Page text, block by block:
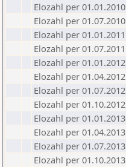
Elozahl per 01.01.2010
Elozahl per 01.07.2010
Elozahl per 01.01.2011
Elozahl per 01.07.2011
Elozahl per 01.01.2012
Elozahl per 01.04.2012
Elozahl per 01.07.2012
Elozahl per 01.10.2012
Elozahl per 01.01.2013
Elozahl per 01.04.2013
Elozahl per 01.07.2013
Elozahl per 01.10.2013